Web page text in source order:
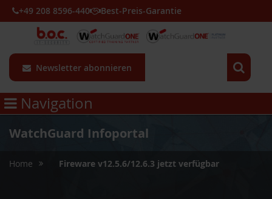
Newsletter abonnieren
+49 208 8596-440 Best-Preis-Garantie
Navigation
WatchGuard Infoportal
Home Fireware v12.5.6/12.6.3 jetzt verfügbar